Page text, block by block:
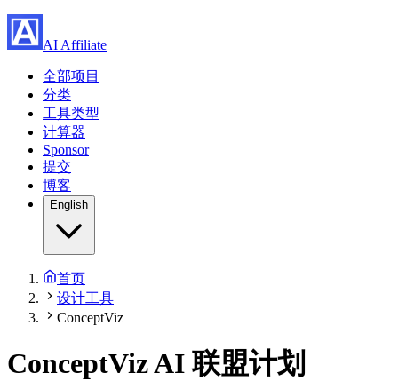
AI Affiliate
全部项目
分类
工具类型
计算器
Sponsor
提交
博客
English
首页
设计工具
ConceptViz
ConceptVizAI 联盟计划